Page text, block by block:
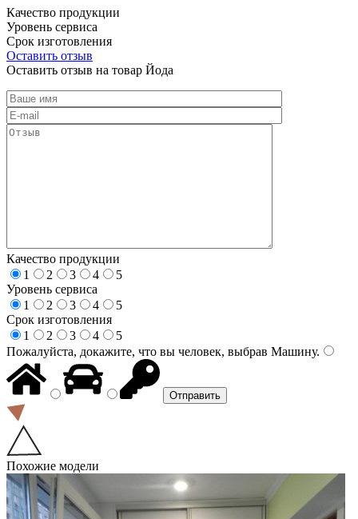
Качество продукции
Уровень сервиса
Срок изготовления
Оставить отзыв
Оставить отзыв на товар Йода
Качество продукции
1
2 3 4
5
Уровень сервиса
1
2 3 4
5
Срок изготовления
1
2 3 4
5
Пожалуйста, докажите, что вы человек, выбрав Машину.
Похожие модели